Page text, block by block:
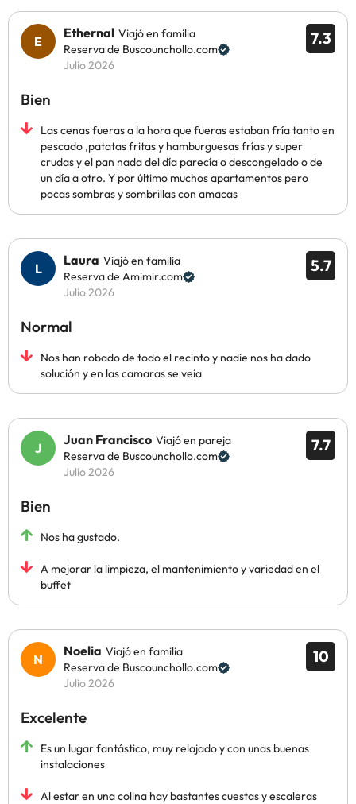
7.3
Ethernal Viajó en familia
Reserva de Buscounchollo.com
Julio 2026
Bien
Las cenas fueras a la hora que fueras estaban fría tanto en
pescado ,patatas fritas y hamburguesas frías y super
crudas y el pan nada del día parecía o descongelado o de
un día a otro. Y por último muchos apartamentos pero
pocas sombras y sombrillas con amacas
5.7
Laura Viajó en familia
Reserva de Amimir.com
Julio 2026
Normal
Nos han robado de todo el recinto y nadie nos ha dado
solución y en las camaras se veia
7.7
Juan Francisco Viajó en pareja
Reserva de Buscounchollo.com
Julio 2026
Bien
Nos ha gustado.
A mejorar la limpieza, el mantenimiento y variedad en el
buffet
10
Noelia Viajó en familia
Reserva de Buscounchollo.com
Julio 2026
Excelente
Es un lugar fantástico, muy relajado y con unas buenas
instalaciones
Al estar en una colina hay bastantes cuestas y escaleras